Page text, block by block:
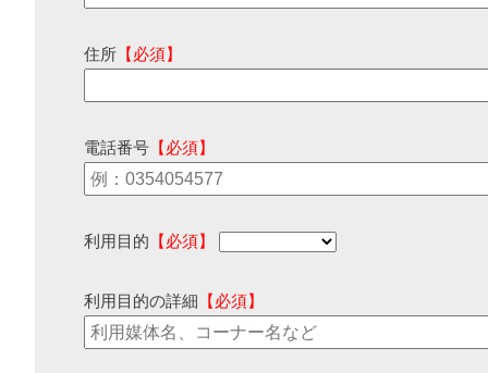
住所 【必須】
電話番号 【必須】
利用目的 【必須】
利用目的の詳細 【必須】